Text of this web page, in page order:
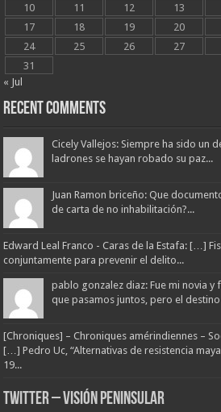
10
11 12 13
17
18 19 20
24
25 26 27
31
« Jul
Recent Comments
Cicely Vallejos: Siempre ha sido un
ladrones se hayan robado su paz...
Juan Ramon briceño: Que
de carta de no inhabilitación?...
Edward Leal Franco - Caras de la Estafa: […]
conjuntamente para prevenir el delito...
pablo gonzalez diaz: Fue mi novia
que pasamos juntos, pero el destino
[Chroniques] – Chroniques amérindiennes –
[…] Pedro Uc, “Alternativas de resistencia
19...
Twitter – Visión Peninsular